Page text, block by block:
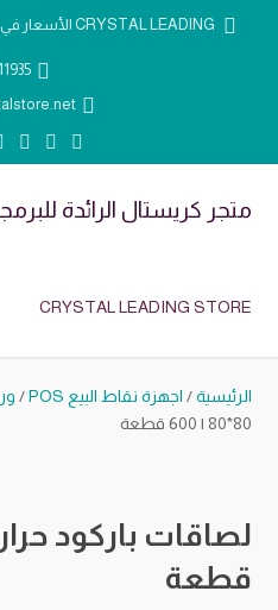
الأسعار في الموقع بعد خصم 50% مرحبا بكم في CRYSTAL LEADING
متجر كريستال الرائدة
CRYSTAL LEADING STORE
الرئيسية/ اجهزة نقاط البيع POS /
80*80 | 600 قطعة
قطعة